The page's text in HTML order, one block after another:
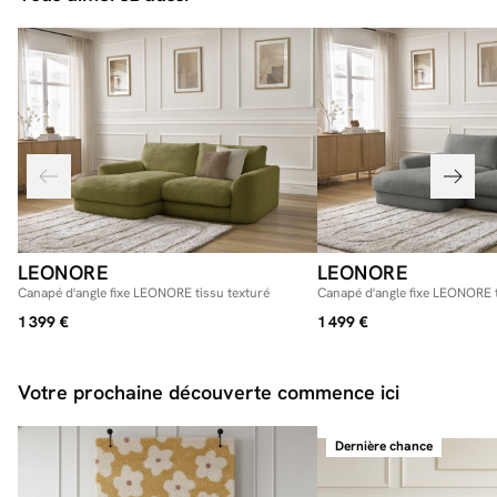
LEONORE
Canapé d'angle fixe LEONORE tissu texturé
1 399 €
LEONORE
Canapé d'angle fixe
1 499 €
Votre prochaine découverte commence ici
Dernière chance